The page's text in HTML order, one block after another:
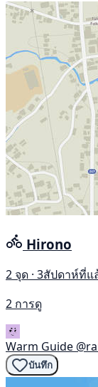
Hirono
2 จุด · 3สัปดาห์ที่แ
2 การดู
Warm Guide
บันทึก